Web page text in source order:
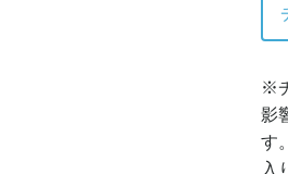
※
影
す
入